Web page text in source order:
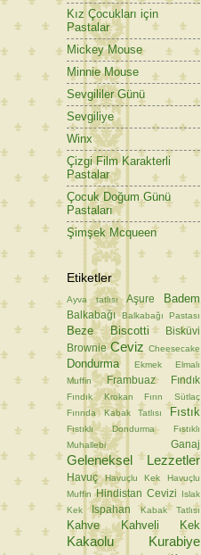
Kız Çocukları için
Pastalar
Mickey Mouse
Minnie Mouse
Sevgililer Günü
Sevgiliye
Winx
Çizgi Film Karakterli
Pastalar
Çocuk Doğum Günü
Pastaları
Şimşek Mcqueen
Etiketler
Ayva tatlısı Aşure Badem
Balkabağı Balkabağı Pastası
Beze Biscotti
Bisküvi
Brownie Ceviz Cheesecake
Dondurma Ekmek
Elmalı
Muffin
Frambuaz Fındık
Fındık Krokan
Fırın Sütlaç
Fırında Kabak Tatlısı
Fıstık
Fıstıklı Dondurma
Fıstıklı
Muhallebi
Ganaj
Geleneksel Lezzetler
Havuç Havuçlu Kek
Havuçlu
Muffin Hindistan Cevizi
Islak
Kek
Ispahan Kabak Tatlısı
Kahve Kahveli Kek
Kakaolu Kurabiye